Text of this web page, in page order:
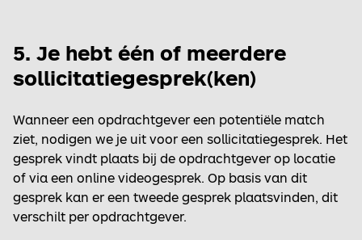
5. Je hebt één of meerdere
sollicitatiegesprek(ken)
Wanneer een opdrachtgever een potentiële match
ziet, nodigen we je uit voor een sollicitatiegesprek. Het
gesprek vindt plaats bij de opdrachtgever op locatie
of via een online videogesprek. Op basis van dit
gesprek kan er een tweede gesprek plaatsvinden, dit
verschilt per opdrachtgever.